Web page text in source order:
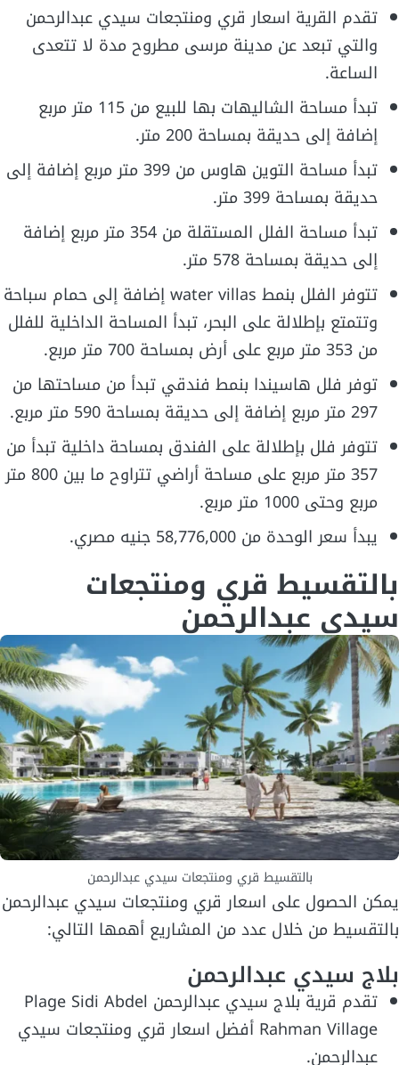
تقدم القرية اسعار قري ومنتجعات سيدي عبدالرحمن
والتي تبعد عن مدينة مرسى مطروح مدة لا تتعدى
الساعة.
تبدأ مساحة الشاليهات بها للبيع من 115 متر مربع
إضافة إلى حديقة بمساحة 200 متر.
تبدأ مساحة التوين هاوس من 399 متر مربع إضافة إلى
حديقة بمساحة 399 متر.
تبدأ مساحة الفلل المستقلة من 354 متر مربع إضافة
إلى حديقة بمساحة 578 متر.
تتوفر الفلل بنمط water villas إضافة إلى حمام سباحة
وتتمتع بإطلالة على البحر، تبدأ المساحة الداخلية للفلل
من 353 متر مربع على أرض بمساحة 700 متر مربع.
توفر فلل هاسيندا بنمط فندقي تبدأ من مساحتها من
297 متر مربع إضافة إلى حديقة بمساحة 590 متر مربع.
تتوفر فلل بإطلالة على الفندق بمساحة داخلية تبدأ من
357 متر مربع على مساحة أراضي تتراوح ما بين 800 متر
مربع وحتى 1000 متر مربع.
يبدأ سعر الوحدة من 58,776,000 جنيه مصري.
بالتقسيط قري ومنتجعات
سيدي عبدالرحمن
بالتقسيط قري ومنتجعات سيدي عبدالرحمن
يمكن الحصول على اسعار قري ومنتجعات سيدي عبدالرحمن
بالتقسيط من خلال عدد من المشاريع أهمها التالي:
بلاج سيدي عبدالرحمن
تقدم قرية بلاج سيدي عبدالرحمن Plage Sidi Abdel
Rahman Village أفضل اسعار قري ومنتجعات سيدي
عبدالرحمن.